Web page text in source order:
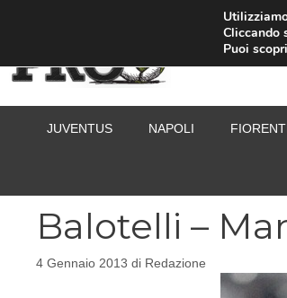
JUVENTUS NAPOLI
Balotelli –
4 Gennaio 2013 di Redazione
Cliccando
Puoi